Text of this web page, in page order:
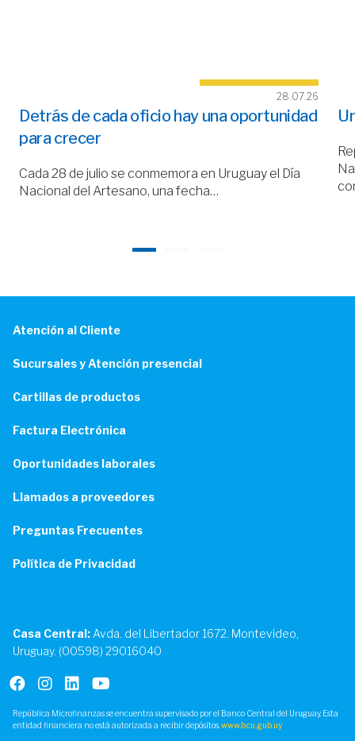
28.07.26
Detrás de cada oficio hay una oportunidad
para crecer
Cada 28 de julio se conmemora en Uruguay el Día
Nacional del Artesano, una fecha…
Atención al Cliente
Sucursales y Atención presencial
Cartillas de productos
Factura Electrónica
Oportunidades laborales
Llamados a proveedores
Preguntas Frecuentes
Política de Privacidad
Casa Central: Avda. del Libertador 1672. Montevideo,
Uruguay. (00598) 29016040
República Microfinanzas se encuentra supervisado por el Banco Central del Uruguay. Esta
entidad financiera no está autorizada a recibir depósitos. www.bcu.gub.uy